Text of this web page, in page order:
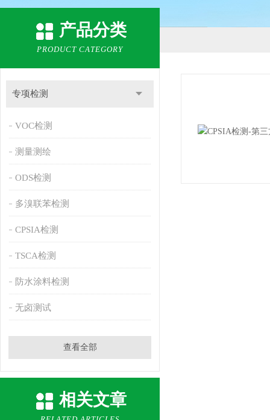
产品分类
PRODUCT CATEGORY
专项检测
VOC检测
测量测绘
ODS检测
多溴联苯检测
CPSIA检测
TSCA检测
防水涂料检测
无卤测试
查看全部
相关文章